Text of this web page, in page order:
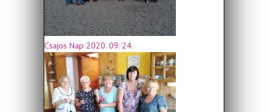
Csajos Nap 2020. 09. 24.